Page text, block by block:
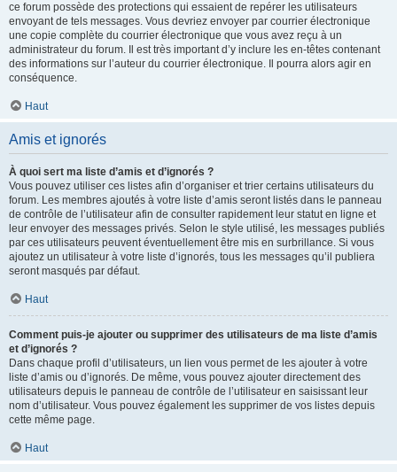
ce forum possède des protections qui essaient de repérer les utilisateurs
envoyant de tels messages. Vous devriez envoyer par courrier électronique
une copie complète du courrier électronique que vous avez reçu à un
administrateur du forum. Il est très important d’y inclure les en-têtes contenant
des informations sur l’auteur du courrier électronique. Il pourra alors agir en
conséquence.
Haut
Amis et ignorés
À quoi sert ma liste d’amis et d’ignorés ?
Vous pouvez utiliser ces listes afin d’organiser et trier certains utilisateurs du
forum. Les membres ajoutés à votre liste d’amis seront listés dans le panneau
de contrôle de l’utilisateur afin de consulter rapidement leur statut en ligne et
leur envoyer des messages privés. Selon le style utilisé, les messages publiés
par ces utilisateurs peuvent éventuellement être mis en surbrillance. Si vous
ajoutez un utilisateur à votre liste d’ignorés, tous les messages qu’il publiera
seront masqués par défaut.
Haut
Comment puis-je ajouter ou supprimer des utilisateurs de ma liste d’amis
et d’ignorés ?
Dans chaque profil d’utilisateurs, un lien vous permet de les ajouter à votre
liste d’amis ou d’ignorés. De même, vous pouvez ajouter directement des
utilisateurs depuis le panneau de contrôle de l’utilisateur en saisissant leur
nom d’utilisateur. Vous pouvez également les supprimer de vos listes depuis
cette même page.
Haut